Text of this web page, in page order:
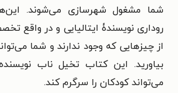
شما مشغول شهرسازی می‌شوند.
روداری نویسندۀ ایتالیایی و در واقع
از چیزهایی که وجود ندارند و شما
بیاورید. این کتاب تخیل ناب
می‌تواند کودکان را سرگرم کند.